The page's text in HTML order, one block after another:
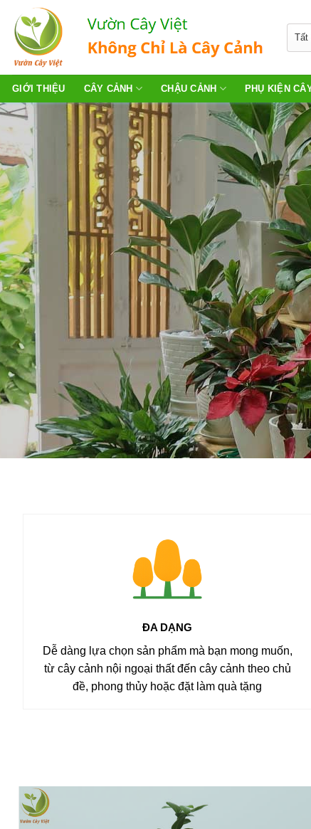
content
GIỚI THIỆU CÂY CẢNH CHẬU CẢNH PHỤ KIỆN
ĐA DẠNG
Dễ dàng lựa chọn sản phẩm mà bạn mong muốn,
từ cây cảnh nội ngoại thất đến cây cảnh theo chủ
đề, phong thủy hoặc đặt làm quà tặng